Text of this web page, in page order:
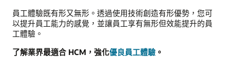
員工體驗既有形又無形。透過使用技術創造有形優勢，您可
以提升員工能力的感覺，並讓員工享有無形但效能提升的員
工體驗。
了解業界最適合 HCM，強化優良員工體驗 。